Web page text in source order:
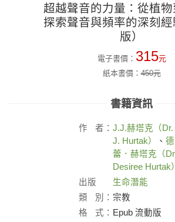
超越聲音的力量：從植物
探索聲音與頻率的深刻
版）
電子書價： 315元
紙本書價：450元
書籍資訊
作 者： J.J.赫塔克（Dr.
J. Hurtak）
、
蕾．赫塔克（
Desiree Hurtak）
出版
社：
生命潛能
類
別： 宗教
格
式： Epub 流動版